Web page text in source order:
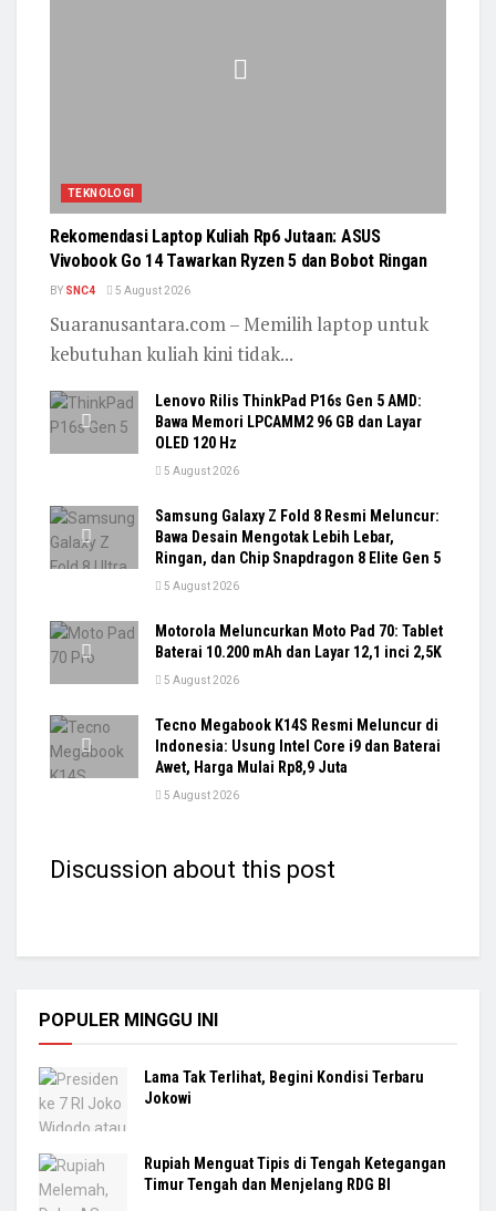
TEKNOLOGI
Rekomendasi Laptop Kuliah Rp6 Jutaan: ASUS
Vivobook Go 14 Tawarkan Ryzen 5 dan Bobot Ringan
BY SNC4 5 August 2026
Suaranusantara.com – Memilih laptop untuk
kebutuhan kuliah kini tidak...
Lenovo Rilis ThinkPad P16s Gen 5 AMD:
Bawa Memori LPCAMM2 96 GB dan Layar
OLED 120 Hz
5 August 2026
Samsung Galaxy Z Fold 8 Resmi Meluncur:
Bawa Desain Mengotak Lebih Lebar,
Ringan, dan Chip Snapdragon 8 Elite Gen 5
5 August 2026
Motorola Meluncurkan Moto Pad 70: Tablet
Baterai 10.200 mAh dan Layar 12,1 inci 2,5K
5 August 2026
Tecno Megabook K14S Resmi Meluncur di
Indonesia: Usung Intel Core i9 dan Baterai
Awet, Harga Mulai Rp8,9 Juta
5 August 2026
Discussion about this post
POPULER MINGGU INI
Lama Tak Terlihat, Begini Kondisi Terbaru
Jokowi
Rupiah Menguat Tipis di Tengah Ketegangan
Timur Tengah dan Menjelang RDG BI